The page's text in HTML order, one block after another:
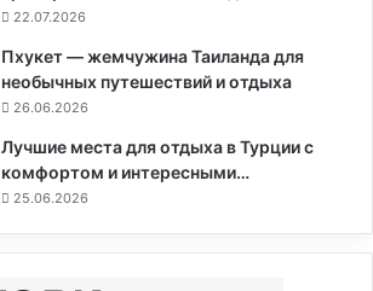
22.07.2026
Пхукет — жемчужина Таиланда для
необычных путешествий и отдыха
26.06.2026
Лучшие места для отдыха в Турции с
комфортом и интересными…
25.06.2026